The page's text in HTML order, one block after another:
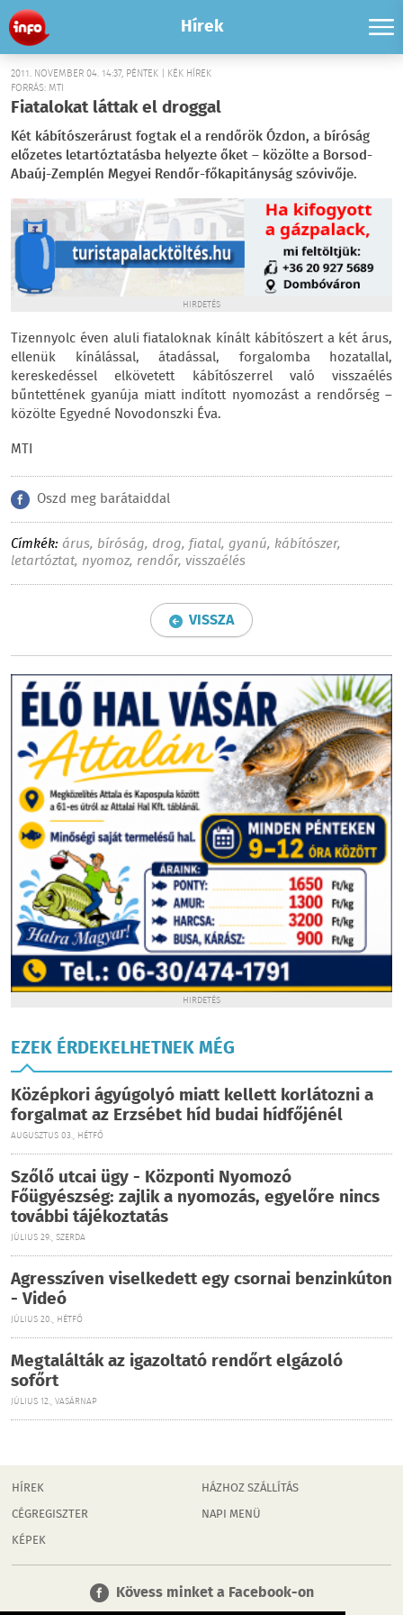
Hírek
2011. NOVEMBER 04. 14:37, PÉNTEK | KÉK HÍREK
FORRÁS: MTI
Fiatalokat láttak el droggal
Két kábítószerárust fogtak el a rendőrök Ózdon, a bíróság
előzetes letartóztatásba helyezte őket – közölte a Borsod-
Abaúj-Zemplén Megyei Rendőr-főkapitányság szóvivője.
HIRDETÉS
Tizennyolc éven aluli fiataloknak kínált kábítószert a két árus,
ellenük kínálással, átadással, forgalomba hozatallal,
kereskedéssel elkövetett kábítószerrel való visszaélés
bűntettének gyanúja miatt indított nyomozást a rendőrség –
közölte Egyedné Novodonszki Éva.
MTI
Oszd meg barátaiddal
Címkék: árus, bíróság, drog, fiatal, gyanú, kábítószer,
letartóztat, nyomoz, rendőr, visszaélés
VISSZA
HIRDETÉS
EZEK ÉRDEKELHETNEK MÉG
Középkori ágyúgolyó miatt kellett korlátozni a
forgalmat az Erzsébet híd budai hídfőjénél
AUGUSZTUS 03., HÉTFŐ
Szőlő utcai ügy - Központi Nyomozó
Főügyészség: zajlik a nyomozás, egyelőre nincs
további tájékoztatás
JÚLIUS 29., SZERDA
Agresszíven viselkedett egy csornai benzinkúton
- Videó
JÚLIUS 20., HÉTFŐ
Megtalálták az igazoltató rendőrt elgázoló
sofőrt
JÚLIUS 12., VASÁRNAP
HÍREK
CÉGREGISZTER
KÉPEK
HÁZHOZ SZÁLLÍTÁS
NAPI MENÜ
Kövess minket a Facebook-on